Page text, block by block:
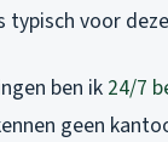
voor
ben ik 24/7
geen